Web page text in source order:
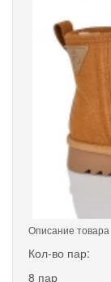
Описание товара
Кол-во пар:
8 пар